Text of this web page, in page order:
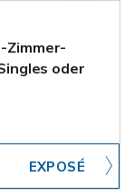
Zimmer-
oder